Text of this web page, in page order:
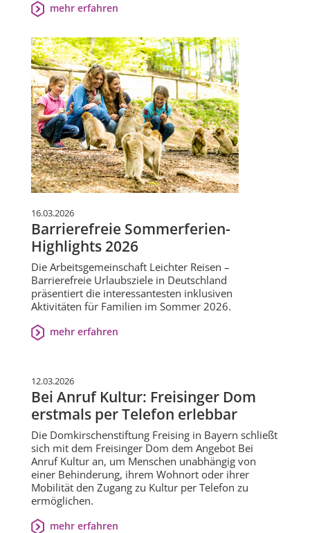
mehr erfahren
16.03.2026
Barrierefreie Sommerferien-
Highlights 2026
Die Arbeitsgemeinschaft Leichter Reisen –
Barrierefreie Urlaubsziele in Deutschland
präsentiert die interessantesten inklusiven
Aktivitäten für Familien im Sommer 2026.
mehr erfahren
12.03.2026
Bei Anruf Kultur: Freisinger Dom
erstmals per Telefon erlebbar
Die Domkirschenstiftung Freising in Bayern schließt
sich mit dem Freisinger Dom dem Angebot Bei
Anruf Kultur an, um Menschen unabhängig von
einer Behinderung, ihrem Wohnort oder ihrer
Mobilität den Zugang zu Kultur per Telefon zu
ermöglichen.
mehr erfahren